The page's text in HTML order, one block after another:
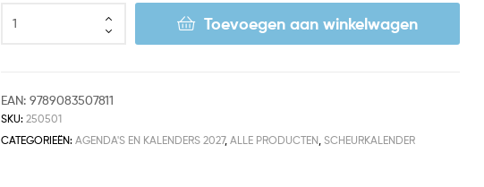
Toevoegen aan winkelwagen
EAN:9789083507811
SKU:250501
CATEGORIEËN:AGENDA'S EN KALENDERS 2027,ALLE PRODUCTEN ,SCHEURKALENDER